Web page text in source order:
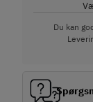
Du kan